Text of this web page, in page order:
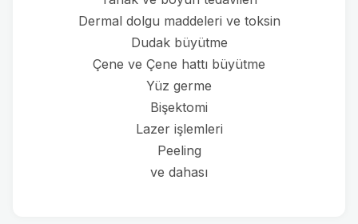
Dermal dolgu maddeleri ve toksin
Dudak büyütme
Çene ve Çene hattı büyütme
Yüz germe
Bişektomi
Lazer işlemleri
Peeling
ve dahası